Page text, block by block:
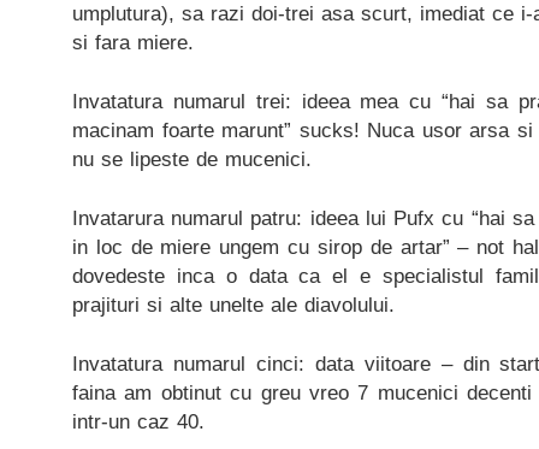
umplutura), sa razi doi-trei asa scurt, imediat ce
si fara miere.
Invatatura numarul trei: ideea mea cu “hai sa
macinam foarte marunt” sucks! Nuca usor arsa
nu se lipeste de mucenici.
Invatarura numarul patru: ideea lui Pufx cu “hai
in loc de miere ungem cu sirop de artar” – not
dovedeste inca o data ca el e specialistul
prajituri si alte unelte ale diavolului.
Invatatura numarul cinci: data viitoare – din
faina am obtinut cu greu vreo 7 mucenici
intr-un caz 40.